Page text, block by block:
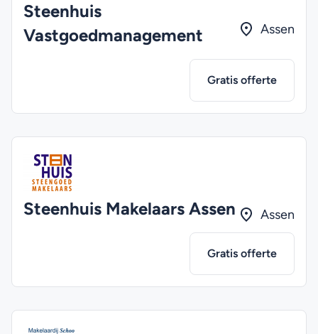
Steenhuis
Vastgoedmanagement
Assen
Gratis offerte
Steenhuis Makelaars Assen Assen
Gratis offerte